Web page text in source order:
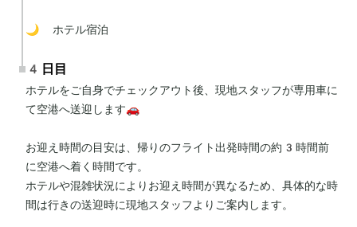
🌙 ホテル宿泊
4日目
ホテルをご自身でチェックアウト後、現地スタッフが専用車に
て空港へ送迎します🚗
お迎え時間の目安は、帰りのフライト出発時間の約3時間前
に空港へ着く時間です。
ホテルや混雑状況によりお迎え時間が異なるため、具体的な時
間は行きの送迎時に現地スタッフよりご案内します。